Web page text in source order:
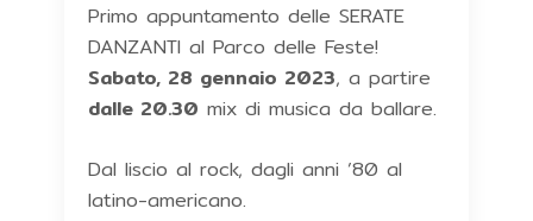
Primo appuntamento delle SERATE
DANZANTI al Parco delle Feste!
Sabato, 28 gennaio 2023, a partire
dalle 20.30 mix di musica da ballare.
Dal liscio al rock, dagli anni ’80 al
latino-americano.